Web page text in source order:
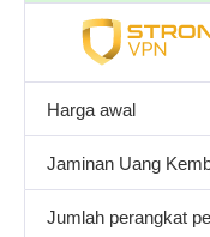
Harga awal
Jaminan Uang
Jumlah perangkat